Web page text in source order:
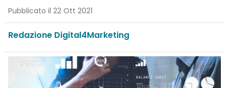
Pubblicato il 22 Ott 2021
Redazione Digital4Marketing